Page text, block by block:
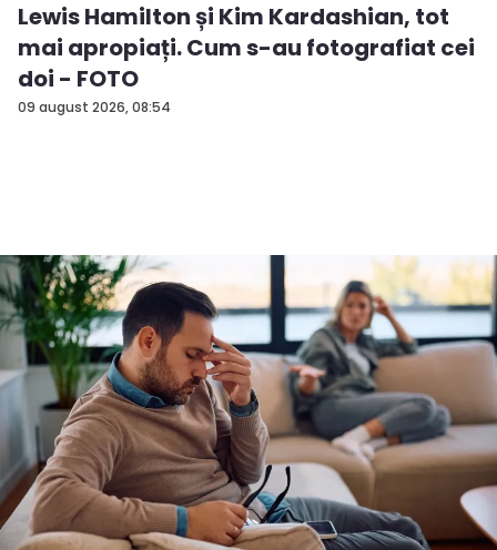
09 august 2026, 08:54
Lewis Hamilton și Kim Kardashian, tot
mai apropiați. Cum s-au fotografiat cei
doi - FOTO